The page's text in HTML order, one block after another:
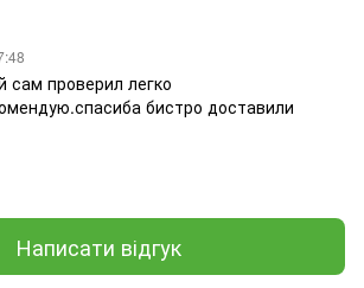
сам проверил легко
бистро доставили
Написати відгук